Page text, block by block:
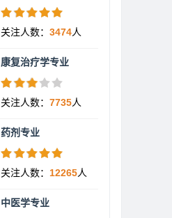
关注人数： 3474人
康复治疗学专业
关注人数： 7735人
药剂专业
关注人数： 12265人
中医学专业